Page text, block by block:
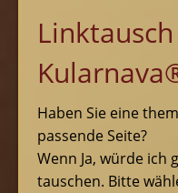
Haben Sie eine
passende Seite?
Wenn Ja, würde ich
tauschen. Bitte